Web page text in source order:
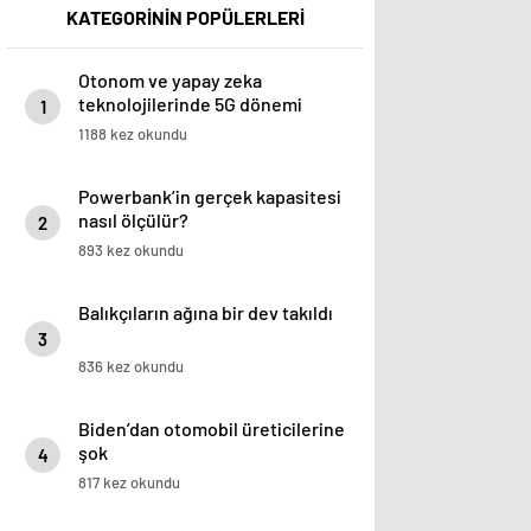
KATEGORİNİN POPÜLERLERİ
1
Otonom ve yapay zeka
teknolojilerinde 5G dönemi
başlayacak
1188 kez okundu
2
Powerbank’in gerçek kapasitesi
nasıl ölçülür?
893 kez okundu
3
Balıkçıların ağına bir dev takıldı
836 kez okundu
4
Biden’dan otomobil üreticilerine
şok
817 kez okundu